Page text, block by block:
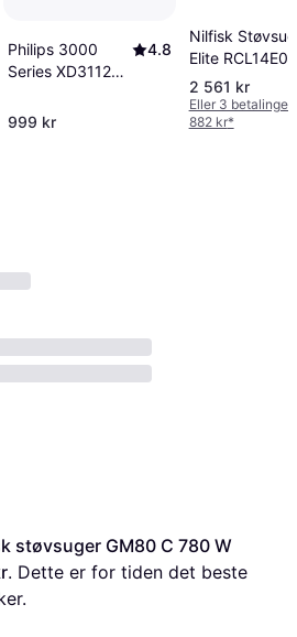
Philips 3000
Series XD3112
XD3112 09
4.8
999 kr
Nilfisk
Elite
450W Rød
2 561 kr
Eller 3 betalinger
882 kr*
støvsuger GM80 C 780 W
. Dette er for tiden det beste